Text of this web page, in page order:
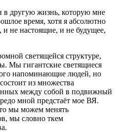
в другую жизнь, которую мне
время, хотя я абсолютно
не настоящие, и не будущее,
светящейся структуре,
Мы гигантские светящиеся
напоминающие людей, но
из множества
между собой в подвижный
мной предстаёт мое ВЯ.
мы можем менять
мы словно ткем